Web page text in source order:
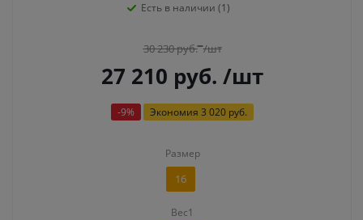
Есть в наличии (1)
30 230руб. /шт
27 210 руб. /шт
-9% Экономия 3 020 руб.
Размер
16
Вес1